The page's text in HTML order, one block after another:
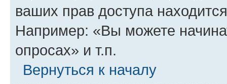
ваших прав доступа
Например: «Вы можете
опросах» и т.п.
Вернуться к началу